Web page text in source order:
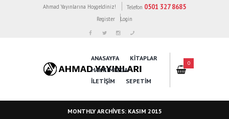
Ahmad Yayınlarına Hoşgeldiniz! Telefon 0501 327 8685
Register Login
ANASAYFA
KİTAPLAR
HAKKIMIZDA
İLETİŞİM
SEPETIM
0
MONTHLY ARCHIVES: KASIM 2015